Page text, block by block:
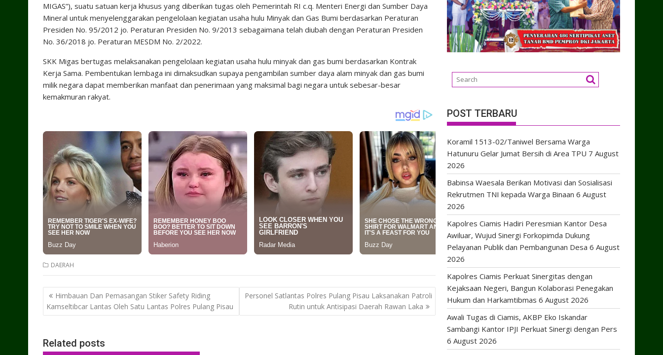
MIGAS”), suatu satuan kerja khusus yang diberikan tugas oleh Pemerintah RI c.q. Menteri Energi dan Sumber Daya
Mineral untuk menyelenggarakan pengelolaan kegiatan usaha hulu Minyak dan Gas Bumi berdasarkan Peraturan
Presiden No. 95/2012 jo. Peraturan Presiden No. 9/2013 sebagaimana telah diubah dengan Peraturan Presiden
No. 36/2018 jo. Peraturan MESDM No. 2/2022.
SKK Migas bertugas melaksanakan pengelolaan kegiatan usaha hulu minyak dan gas bumi berdasarkan Kontrak
Kerja Sama. Pembentukan lembaga ini dimaksudkan supaya pengambilan sumber daya alam minyak dan gas bumi
milik negara dapat memberikan manfaat dan penerimaan yang maksimal bagi negara untuk sebesar-besar
kemakmuran rakyat.
DAERAH
Post
navigation
Himbauan Dan Pemasangan Stiker Safety Riding
Kamseltibcar Lantas Oleh Satu Lantas Polres Pulang Pisau
Personel Satlantas Polres Pulang Pisau Laksanakan Patroli
Rutin untuk Antisipasi Daerah Rawan Laka
Related posts
POST TERBARU
Koramil 1513-02/Taniwel Bersama Warga
Hatunuru Gelar Jumat Bersih di Area TPU 7 August
2026
Babinsa Waesala Berikan Motivasi dan Sosialisasi
Rekrutmen TNI kepada Warga Binaan 6 August
2026
Kapolres Ciamis Hadiri Peresmian Kantor Desa
Awiluar, Wujud Sinergi Forkopimda Dukung
Pelayanan Publik dan Pembangunan Desa 6 August
2026
Kapolres Ciamis Perkuat Sinergitas dengan
Kejaksaan Negeri, Bangun Kolaborasi Penegakan
Hukum dan Harkamtibmas 6 August 2026
Awali Tugas di Ciamis, AKBP Eko Iskandar
Sambangi Kantor IPJI Perkuat Sinergi dengan Pers
6 August 2026